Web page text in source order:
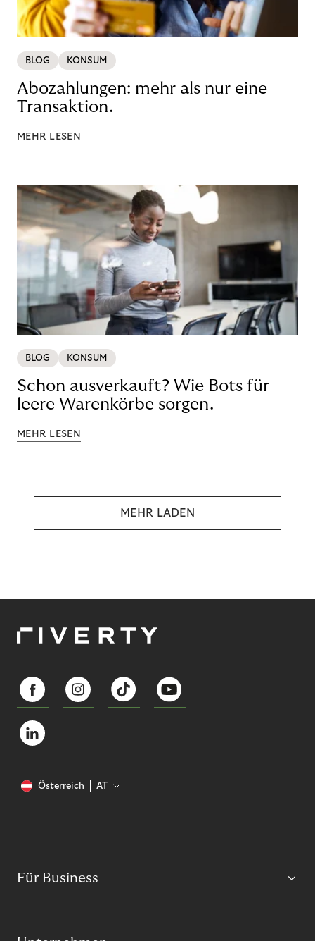
BLOG KONSUM
Abozahlungen: mehr als nur eine
Transaktion.
MEHR LESEN
BLOG KONSUM
Schon ausverkauft? Wie Bots für
leere Warenkörbe sorgen.
MEHR LESEN
MEHR LADEN
Österreich AT
Für Business